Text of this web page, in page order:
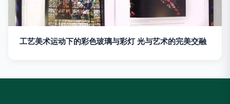
工艺美术运动下的彩色玻璃与彩灯 光与艺术的完美交融